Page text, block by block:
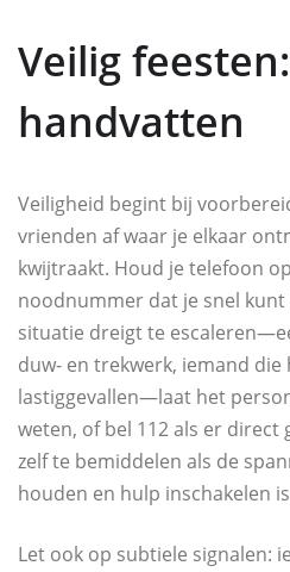
Veilig
handvatten
Veiligheid begint bij
vrienden af waar je elkaar
kwijtraakt. Houd je telefoon
noodnummer dat je snel kunt
situatie dreigt te
duw- en trekwerk, iemand
lastiggevallen—laat het
weten, of bel 112 als er direct
zelf te bemiddelen als de
houden en hulp inschakelen
Let ook op subtiele signalen: